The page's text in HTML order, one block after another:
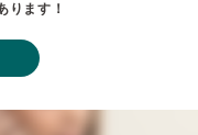
ります！